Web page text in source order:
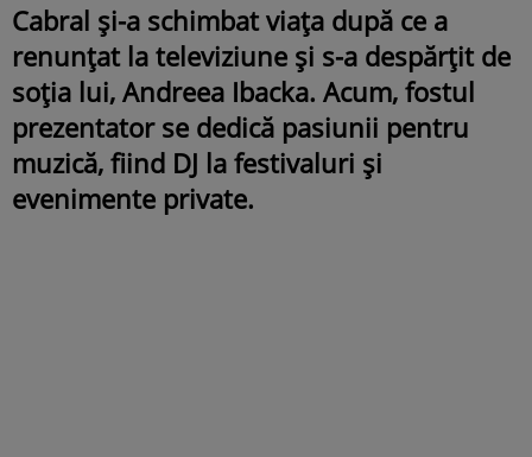
Cabral și-a schimbat viața după ce a
renunțat la televiziune și s-a despărțit de
soția lui, Andreea Ibacka. Acum, fostul
prezentator se dedică pasiunii pentru
muzică, fiind DJ la festivaluri și
evenimente private.